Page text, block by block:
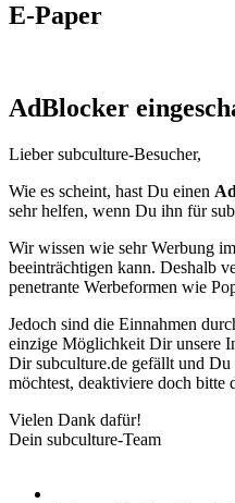
E-Paper
AdBlocker
Lieber subculture-Besucher,
Wie es scheint, hast Du einen
sehr helfen, wenn Du ihn für
Wir wissen wie sehr Werbung
beeinträchtigen kann. Deshalb
penetrante Werbeformen wie
Jedoch sind die Einnahmen
einzige Möglichkeit Dir unsere
Dir subculture.de gefällt und Du
möchtest, deaktiviere doch bitte
Vielen Dank dafür!
Dein subculture-Team